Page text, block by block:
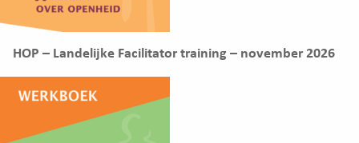
HOP – Landelijke Facilitator training – november 2026